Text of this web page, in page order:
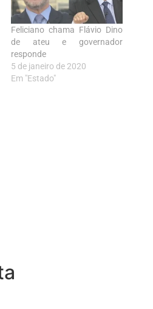
Feliciano chama Flávio Dino
de ateu e governador
responde
5 de janeiro de 2020
Em "Estado"